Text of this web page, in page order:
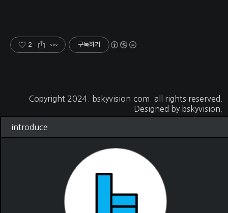
2 구독하기
Copyright 2024. bskyvision.com . all rights reserved.
Designed by bskyvision.
introduce